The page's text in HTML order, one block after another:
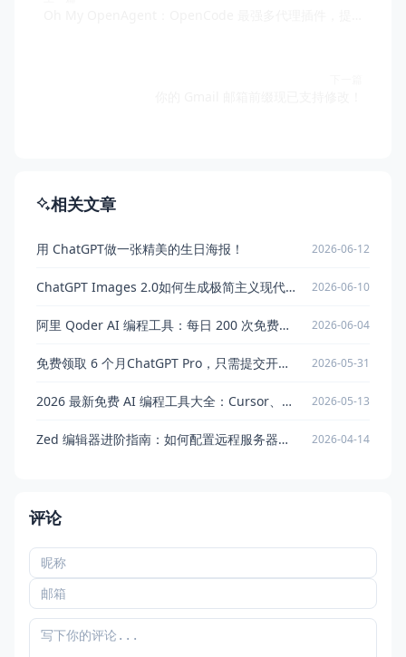
相关文章
用 ChatGPT做一张精美的生日海报！ 2026-06-12
ChatGPT Images 2.0如何生成极简主义现代杂志风格插画？提示词分享 2026-06-10
阿里 Qoder AI 编程工具：每日 200 次免费调用 Qwen3.7-Max 2026-06-04
免费领取 6 个月ChatGPT Pro，只需提交开源项目即可申请 2026-05-31
2026 最新免费 AI 编程工具大全：Cursor、Codex、Copilot 谁最强？ 2026-05-13
Zed 编辑器进阶指南：如何配置远程服务器与 AI 辅助编程工作流 2026-04-14
评论